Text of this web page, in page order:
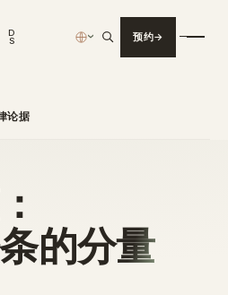
D
S › 预约
论据
的分量